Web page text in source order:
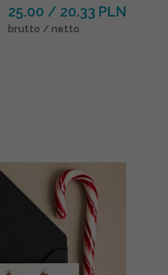
25.00 / 20.33 PLN
brutto / netto